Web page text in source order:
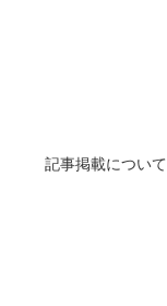
記事掲載について